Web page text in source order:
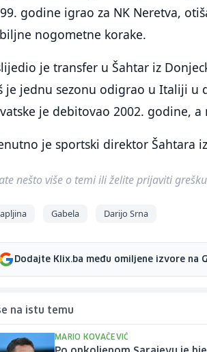
godine igrao za NK Neretva,
nogometne korake.
je transfer u Šahtar iz
je jednu sezonu odigrao u Italiji u
je debitovao 2002. godine,
je sportski direktor Šahtara
nešto više o temi ili želite prijaviti
Gabela Darijo Srna
Dodajte Klix.ba među omiljene izvore na
na istu temu
MARIO KOVAČEVIĆ